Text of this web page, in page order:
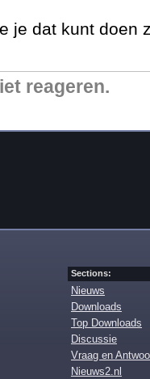
je dat kunt doen
reageren.
Sections:
Nieuws
Downloads
Top Downloads
Discussie
Vraag en
Nieuws2.nl